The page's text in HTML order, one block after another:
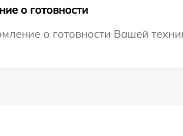
о готовности
о готовности Вашей